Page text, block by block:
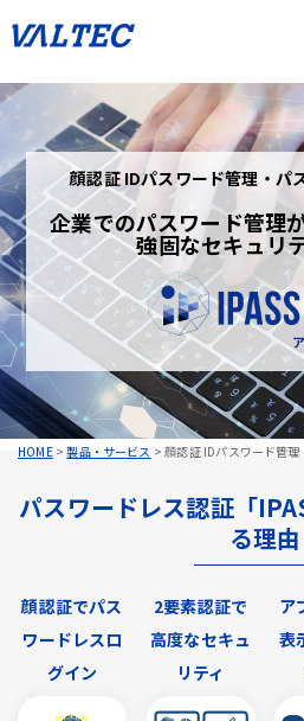
HOME>製品・サービス >顔認証 IDパスワード管
顔認証 IDパスワード管理・パ
企業でのパスワード管理
強固なセキュリ
パスワードレス認証「
る理由
顔認証でパス
ワードレスロ
グイン
2要素認証で
高度なセキュ
リティ
ア
表